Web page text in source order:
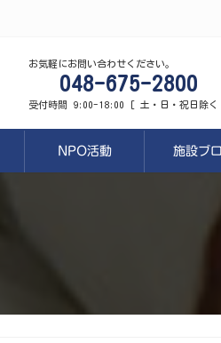
お気軽にお問い合わせください。
048-675-2800
受付時間 9:00-18:00 [ 土・日・祝日除
NPO活動 施設ブ